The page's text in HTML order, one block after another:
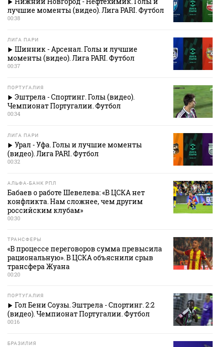
лучшие моменты (видео). Лига PARI. Футбол
00:38
ЛИГА ПАРИ
Шинник - Арсенал. Голы и лучшие
моменты (видео). Лига PARI. Футбол
00:37
ПОРТУГАЛИЯ
Эштрела - Спортинг. Голы (видео).
Чемпионат Португалии. Футбол
00:34
ЛИГА ПАРИ
Урал - Уфа. Голы и лучшие моменты
(видео). Лига PARI. Футбол
00:32
АЛЬФА-БАНК РПЛ
Бабаев о работе Шевелева: «В ЦСКА нет
конфликта. Нам сложнее, чем другим
российским клубам»
00:30
ТРАНСФЕРЫ
«В процессе переговоров сумма превысила
рациональную». В ЦСКА объяснили срыв
трансфера Жуана
00:20
ПОРТУГАЛИЯ
Гол Бени Соузы. Эштрела - Спортинг. 2:2
(видео). Чемпионат Португалии. Футбол
00:16
БРАЗИЛИЯ